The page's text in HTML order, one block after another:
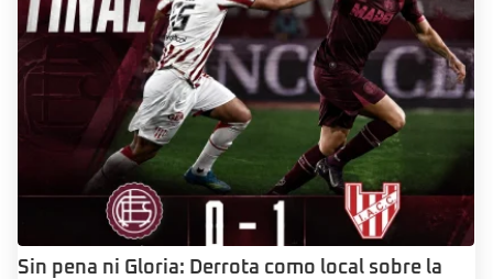
Sin pena ni Gloria: Derrota como local sobre la